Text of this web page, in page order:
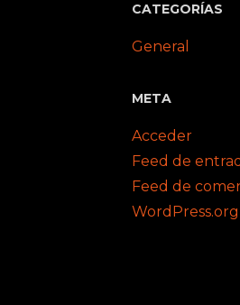
CATEGORÍAS
General
META
Acceder
Feed de
Feed de
WordPress.org